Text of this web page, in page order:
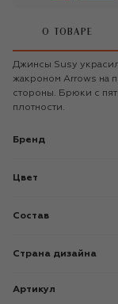
О ТОВАРЕ
Джинсы Susy
жакроном Arrows на
стороны. Брюки с
плотности.
Бренд
Цвет
Состав
Страна дизайна
Артикул